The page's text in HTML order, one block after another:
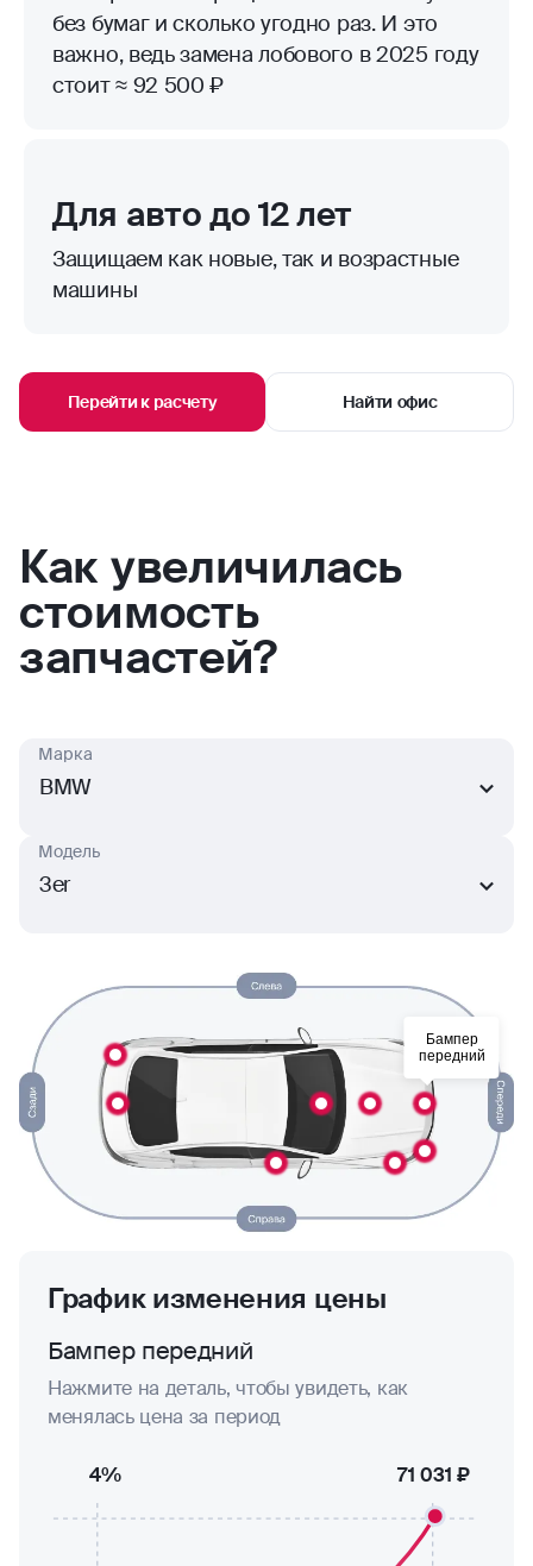
без бумаг и сколько угодно раз. И это
важно, ведь замена лобового в 2025 году
стоит ≈ 92 500 ₽
Для авто до 12 лет
Защищаем как новые, так и возрастные
машины
Перейти к расчету Найти офис
Как увеличилась
стоимость
запчастей?
BMW
Марка
3er
Модель
Бампер
передний
График изменения цены
Бампер передний
Нажмите на деталь, чтобы увидеть, как
менялась цена за период
71 031 ₽
4%